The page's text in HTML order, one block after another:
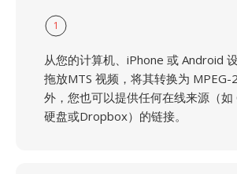
1
从您的计算机、iPhone 或 Android
拖放MTS 视频，将其转换为 MPEG-
外，您也可以提供任何在线来源（
硬盘或Dropbox）的链接。